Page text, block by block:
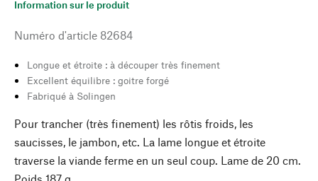
Information sur le produit
Numéro d'article 82684
Longue et étroite : à découper très finement
Excellent équilibre : goitre forgé
Fabriqué à Solingen
Pour trancher (très finement) les rôtis froids, les
saucisses, le jambon, etc. La lame longue et étroite
traverse la viande ferme en un seul coup. Lame de 20 cm.